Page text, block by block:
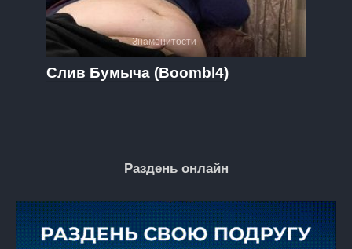
Знаменитости
Слив Бумыча (Boombl4)
Раздень онлайн